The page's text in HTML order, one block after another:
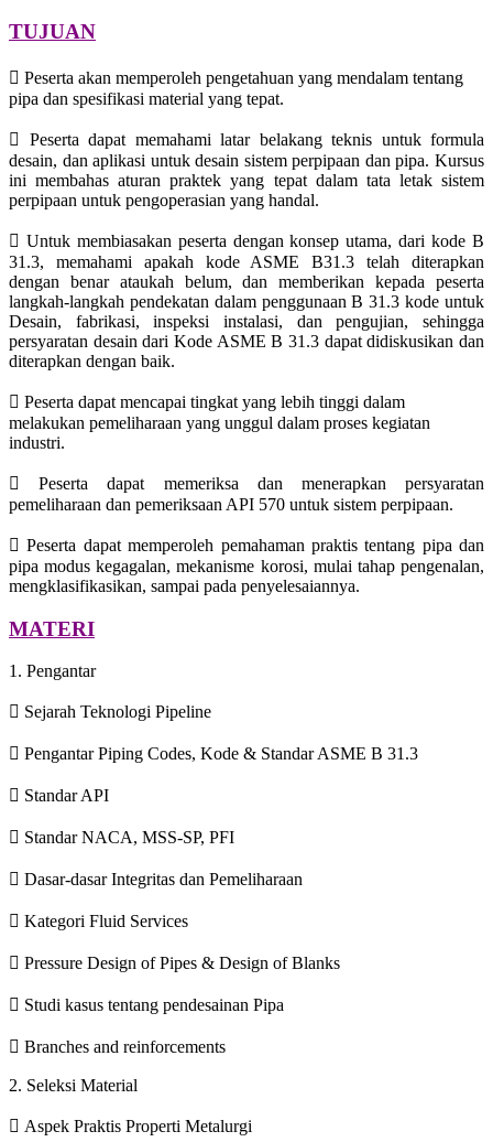
TUJUAN
 Peserta akan memperoleh pengetahuan yang mendalam tentang
pipa dan spesifikasi material yang tepat.
 Peserta dapat memahami latar belakang teknis untuk formula
desain, dan aplikasi untuk desain sistem perpipaan dan pipa. Kursus
ini membahas aturan praktek yang tepat dalam tata letak sistem
perpipaan untuk pengoperasian yang handal.
 Untuk membiasakan peserta dengan konsep utama, dari kode B
31.3, memahami apakah kode ASME B31.3 telah diterapkan
dengan benar ataukah belum, dan memberikan kepada peserta
langkah-langkah pendekatan dalam penggunaan B 31.3 kode untuk
Desain, fabrikasi, inspeksi instalasi, dan pengujian, sehingga
persyaratan desain dari Kode ASME B 31.3 dapat didiskusikan dan
diterapkan dengan baik.
 Peserta dapat mencapai tingkat yang lebih tinggi dalam
melakukan pemeliharaan yang unggul dalam proses kegiatan
industri.
 Peserta dapat memeriksa dan menerapkan persyaratan
pemeliharaan dan pemeriksaan API 570 untuk sistem perpipaan.
 Peserta dapat memperoleh pemahaman praktis tentang pipa dan
pipa modus kegagalan, mekanisme korosi, mulai tahap pengenalan,
mengklasifikasikan, sampai pada penyelesaiannya.
MATERI
1. Pengantar
 Sejarah Teknologi Pipeline
 Pengantar Piping Codes, Kode & Standar ASME B 31.3
 Standar API
 Standar NACA, MSS-SP, PFI
 Dasar-dasar Integritas dan Pemeliharaan
 Kategori Fluid Services
 Pressure Design of Pipes & Design of Blanks
 Studi kasus tentang pendesainan Pipa
 Branches and reinforcements
2. Seleksi Material
 Aspek Praktis Properti Metalurgi